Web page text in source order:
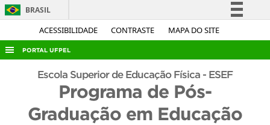
ACESSIBILIDADE CONTRASTE MAPA DO SITE
BRASIL
Simplifique!
Acesso à informação
Legislação
Canais
PORTAL UFPEL
ACESSO À INFORMAÇÃO
COBALTO
Escola Superior de Educação Física - ESEF
Programa de Pós-
Graduação em Educação